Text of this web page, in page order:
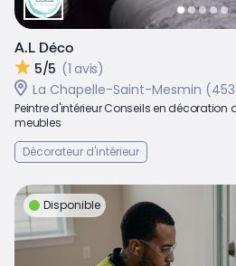
A.L Déco
5/5 (1 avis)
La Chapelle-Saint-Mesmin
Peintre d'intérieur Conseils en décoration
meubles
Décorateur d'intérieur
Disponible